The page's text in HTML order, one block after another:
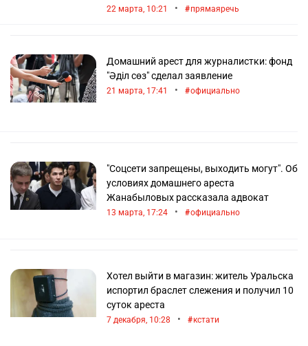
22 марта, 10:21 • прямаяречь
Домашний арест для журналистки: фонд
"Әділ сөз" сделал заявление
21 марта, 17:41 • официально
"Соцсети запрещены, выходить могут". Об
условиях домашнего ареста
Жанабыловых рассказала адвокат
13 марта, 17:24 • официально
Хотел выйти в магазин: житель Уральска
испортил браслет слежения и получил 10
суток ареста
7 декабря, 10:28 • кстати